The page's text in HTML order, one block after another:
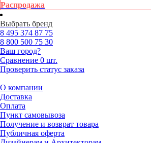
Распродажа
Выбрать бренд
8 495 374 87 75
8 800 500 75 30
Ваш город?
Сравнение 0 шт.
Проверить статус заказа
О компании
Доставка
Оплата
Пункт самовывоза
Получение и возврат товара
Публичная оферта